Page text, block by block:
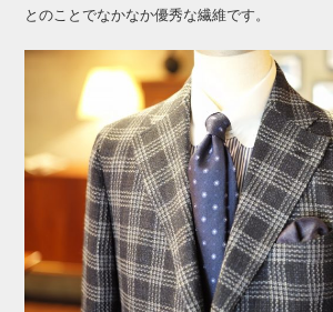
とのことでなかなか優秀な繊維です。